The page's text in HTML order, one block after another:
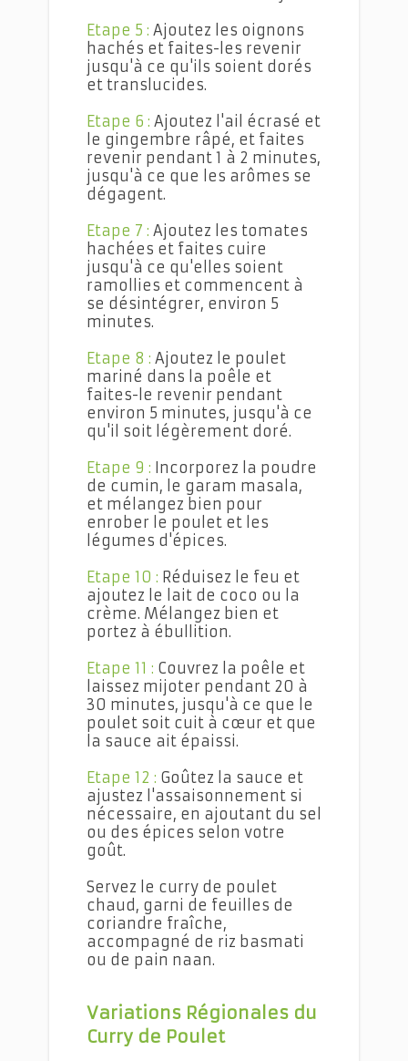
Etape 5 : Ajoutez les oignons
hachés et faites-les revenir
jusqu'à ce qu'ils soient dorés
et translucides.
Etape 6 : Ajoutez l'ail écrasé et
le gingembre râpé, et faites
revenir pendant 1 à 2 minutes,
jusqu'à ce que les arômes se
dégagent.
Etape 7 : Ajoutez les tomates
hachées et faites cuire
jusqu'à ce qu'elles soient
ramollies et commencent à
se désintégrer, environ 5
minutes.
Etape 8 : Ajoutez le poulet
mariné dans la poêle et
faites-le revenir pendant
environ 5 minutes, jusqu'à ce
qu'il soit légèrement doré.
Etape 9 : Incorporez la poudre
de cumin, le garam masala,
et mélangez bien pour
enrober le poulet et les
légumes d'épices.
Etape 10 : Réduisez le feu et
ajoutez le lait de coco ou la
crème. Mélangez bien et
portez à ébullition.
Etape 11 : Couvrez la poêle et
laissez mijoter pendant 20 à
30 minutes, jusqu'à ce que le
poulet soit cuit à cœur et que
la sauce ait épaissi.
Etape 12 : Goûtez la sauce et
ajustez l'assaisonnement si
nécessaire, en ajoutant du sel
ou des épices selon votre
goût.
Servez le curry de poulet
chaud, garni de feuilles de
coriandre fraîche,
accompagné de riz basmati
ou de pain naan.
Variations Régionales du
Curry de Poulet